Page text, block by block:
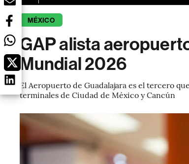
MÉXICO
GAP alista
Mundial 2026
El Aeropuerto de Guadalajara es el tercero
terminales de Ciudad de México y Cancún